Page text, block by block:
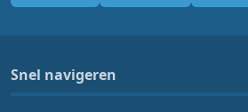
Snel navigeren